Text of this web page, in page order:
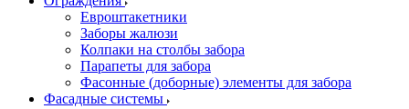
Евроштакетники
Заборы жалюзи
Колпаки на столбы забора
Парапеты для забора
Фасонные (доборные) элементы для забора
Фасадные системы